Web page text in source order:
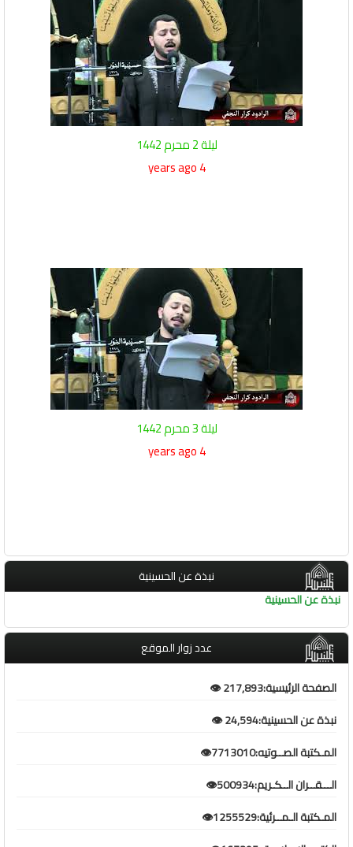
ليلة 2 محرم 1442
4 years ago
ليلة 3 محرم 1442
4 years ago
نبذة عن الحسينية
نبذة عن الحسينية
عدد زوار الموقع
الصفحة الرئيسية:217,893 👁️
نبذة عن الحسينية:24,594 👁️
المـكتبة الصــوتيه:7713010👁️
الـــقــران الــكـريم:500934👁️
المـكتبة الـمــرئية:1255529👁️